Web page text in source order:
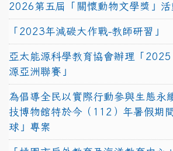
2026第五屆「關懷動物文學獎」活
「2023年減碳大作戰-教師研習」
亞太能源科學教育協會辦理「
源亞洲聯賽」
為倡導全民以實際行動參與生態永
技博物館特於今（112）年暑假期
球」專案